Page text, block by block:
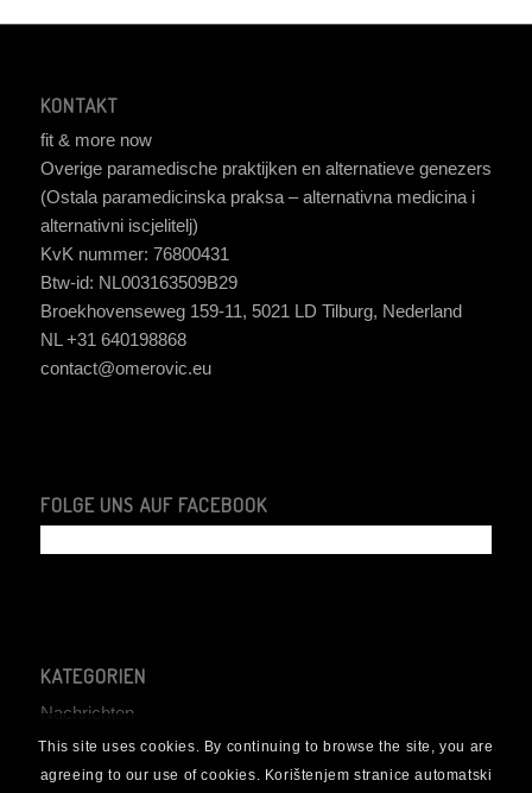
KONTAKT
fit & more now
Overige paramedische praktijken en alternatieve genezers
(Ostala paramedicinska praksa – alternativna medicina i
alternativni iscjelitelj)
KvK nummer: 76800431
Btw-id: NL003163509B29
Broekhovenseweg 159-11, 5021 LD Tilburg, Nederland
NL +31 640198868
contact@omerovic.eu
FOLGE UNS AUF FACEBOOK
KATEGORIEN
Nachrichten
This site uses cookies. By continuing to browse the site, you are
agreeing to our use of cookies. Korištenjem stranice automatski